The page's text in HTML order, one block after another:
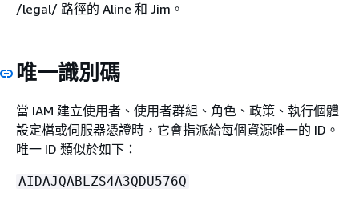
/legal/ 路徑的 Aline 和 Jim。
唯一識別碼
當 IAM 建立使用者、使用者群組、角色、政策、執行個體
設定檔或伺服器憑證時，它會指派給每個資源唯一的 ID。
唯一 ID 類似於如下：
AIDAJQABLZS4A3QDU576Q